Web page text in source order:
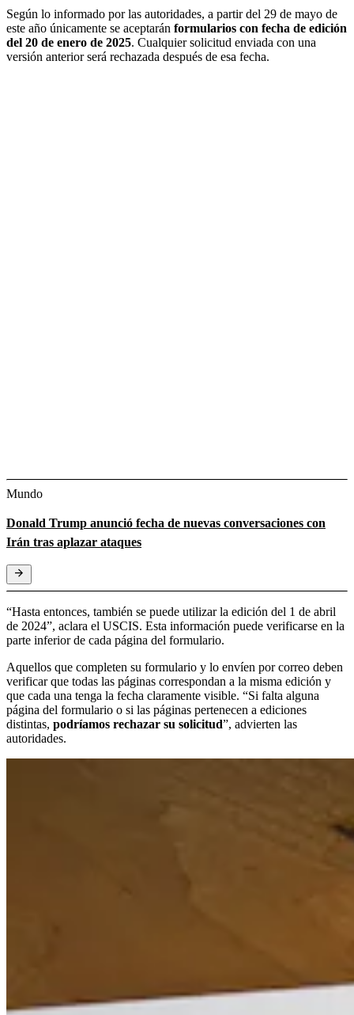
Según lo informado por las autoridades, a partir del 29 de mayo de
este año únicamente se aceptarán formularios con fecha de edición
del 20 de enero de 2025. Cualquier solicitud enviada con una
versión anterior será rechazada después de esa fecha.
Mundo
Donald Trump anunció fecha de nuevas conversaciones con
Irán tras aplazar ataques
“Hasta entonces, también se puede utilizar la edición del 1 de abril
de 2024”, aclara el USCIS. Esta información puede verificarse en la
parte inferior de cada página del formulario.
Aquellos que completen su formulario y lo envíen por correo deben
verificar que todas las páginas correspondan a la misma edición y
que cada una tenga la fecha claramente visible. “Si falta alguna
página del formulario o si las páginas pertenecen a ediciones
distintas, podríamos rechazar su solicitud”, advierten las
autoridades.